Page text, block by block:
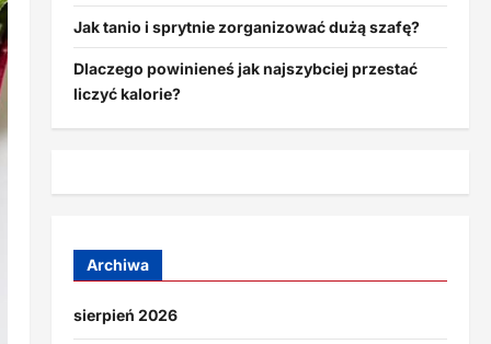
Jak tanio i sprytnie zorganizować dużą szafę?
Dlaczego powinieneś jak najszybciej przestać
liczyć kalorie?
Archiwa
sierpień 2026